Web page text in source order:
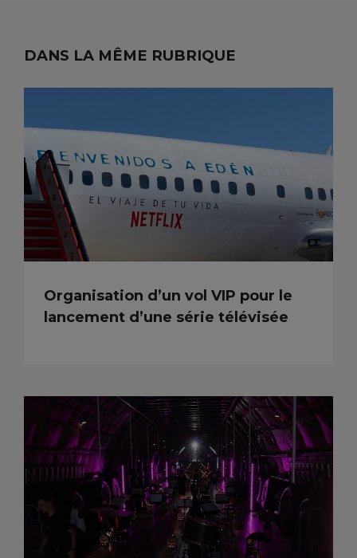
DANS LA MÊME RUBRIQUE
Organisation d’un vol VIP pour le
lancement d’une série télévisée